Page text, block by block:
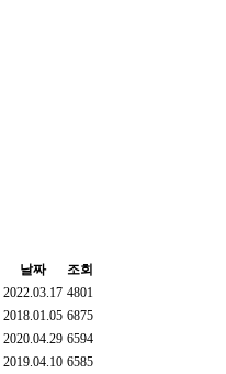
날짜
조회
2022.03.17 4801
2018.01.05 6875
2020.04.29 6594
2019.04.10 6585